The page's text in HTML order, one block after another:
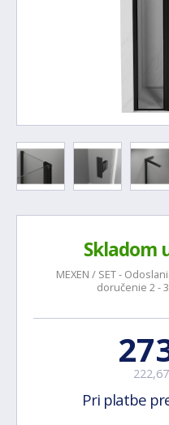
Skladom
MEXEN / SET -
doručenie 2 -
Pri platbe